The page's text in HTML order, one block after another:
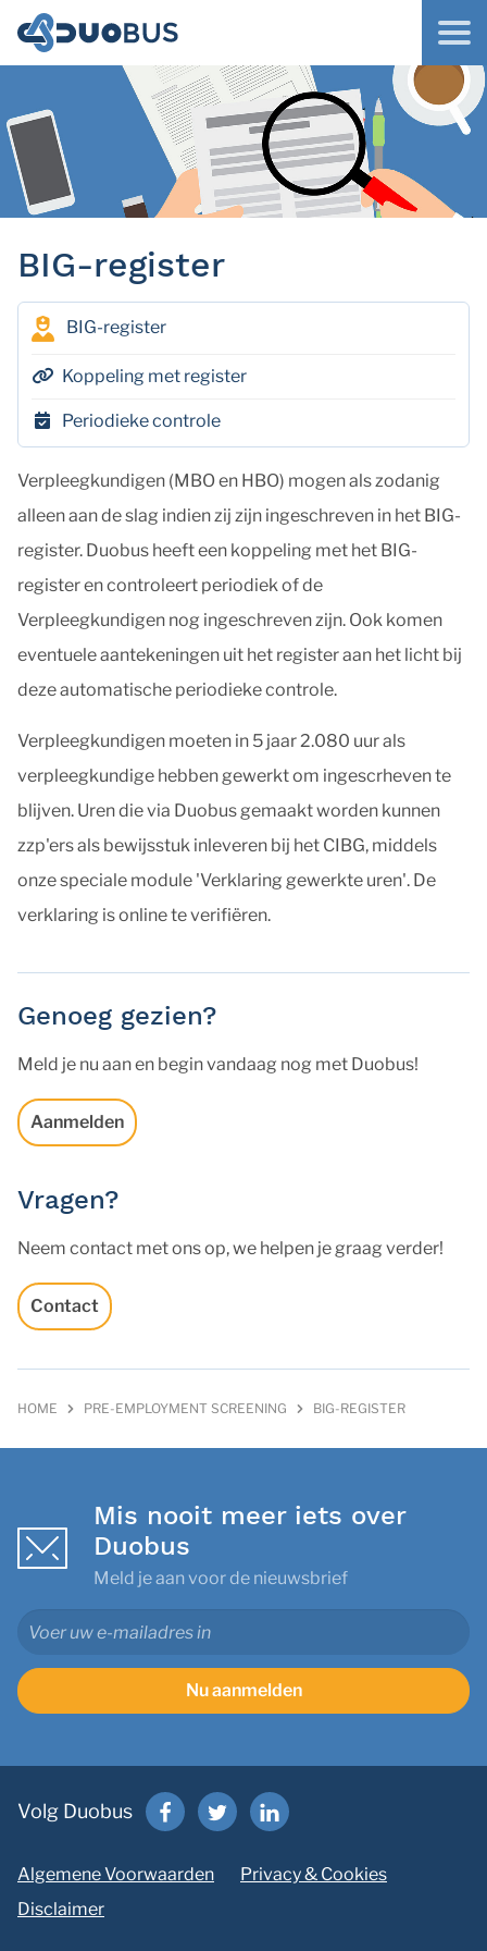
BIG-register
BIG-register
Koppeling met register
Periodieke controle
Verpleegkundigen (MBO en HBO) mogen als zodanig
alleen aan de slag indien zij zijn ingeschreven in het BIG-
register. Duobus heeft een koppeling met het BIG-
register en controleert periodiek of de
Verpleegkundigen nog ingeschreven zijn. Ook komen
eventuele aantekeningen uit het register aan het licht bij
deze automatische periodieke controle.
Verpleegkundigen moeten in 5 jaar 2.080 uur als
verpleegkundige hebben gewerkt om ingescrheven te
blijven. Uren die via Duobus gemaakt worden kunnen
zzp'ers als bewijsstuk inleveren bij het CIBG, middels
onze speciale module 'Verklaring gewerkte uren'. De
verklaring is online te verifiëren.
Genoeg gezien?
Meld je nu aan en begin vandaag nog met Duobus!
Aanmelden
Vragen?
Neem contact met ons op, we helpen je graag verder!
Contact
HOME PRE-EMPLOYMENT SCREENING BIG-REGISTER
Mis nooit meer iets over
Duobus
Meld je aan voor de nieuwsbrief
Nu aanmelden
Volg Duobus
Algemene Voorwaarden
Privacy & Cookies
Disclaimer